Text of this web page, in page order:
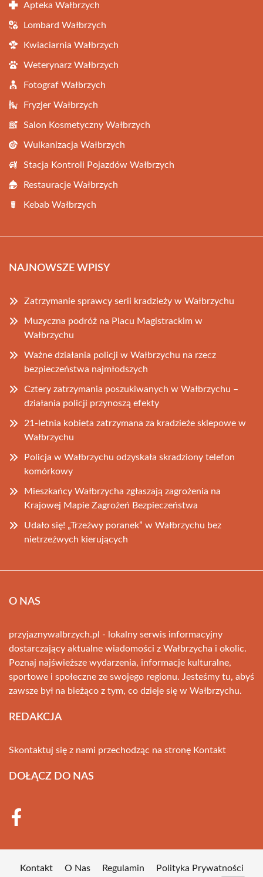
Apteka Wałbrzych
Lombard Wałbrzych
Kwiaciarnia Wałbrzych
Weterynarz Wałbrzych
Fotograf Wałbrzych
Fryzjer Wałbrzych
Salon Kosmetyczny Wałbrzych
Wulkanizacja Wałbrzych
Stacja Kontroli Pojazdów Wałbrzych
Restauracje Wałbrzych
Kebab Wałbrzych
NAJNOWSZE WPISY
Zatrzymanie sprawcy serii kradzieży w Wałbrzychu
Muzyczna podróż na Placu Magistrackim w
Wałbrzychu
Ważne działania policji w Wałbrzychu na rzecz
bezpieczeństwa najmłodszych
Cztery zatrzymania poszukiwanych w Wałbrzychu –
działania policji przynoszą efekty
21-letnia kobieta zatrzymana za kradzieże sklepowe w
Wałbrzychu
Policja w Wałbrzychu odzyskała skradziony telefon
komórkowy
Mieszkańcy Wałbrzycha zgłaszają zagrożenia na
Krajowej Mapie Zagrożeń Bezpieczeństwa
Udało się! „Trzeźwy poranek” w Wałbrzychu bez
nietrzeźwych kierujących
O NAS
przyjaznywalbrzych.pl - lokalny serwis informacyjny
dostarczający aktualne wiadomości z Wałbrzycha i okolic.
Poznaj najświeższe wydarzenia, informacje kulturalne,
sportowe i społeczne ze swojego regionu. Jesteśmy tu, abyś
zawsze był na bieżąco z tym, co dzieje się w Wałbrzychu.
REDAKCJA
Skontaktuj się z nami przechodząc na stronę Kontakt
DOŁĄCZ DO NAS
Kontakt O Nas Regulamin Polityka Prywatności